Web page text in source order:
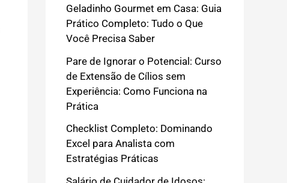
Geladinho Gourmet em Casa: Guia
Prático Completo: Tudo o Que
Você Precisa Saber
Pare de Ignorar o Potencial: Curso
de Extensão de Cílios sem
Experiência: Como Funciona na
Prática
Checklist Completo: Dominando
Excel para Analista com
Estratégias Práticas